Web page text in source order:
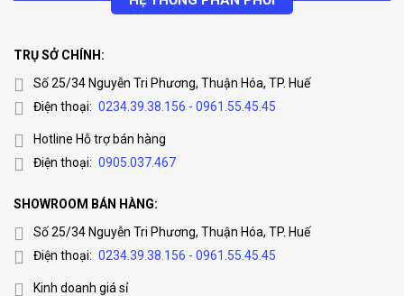
TRỤ SỞ CHÍNH:
Số 25/34 Nguyễn Tri Phương, Thuận Hóa, TP. Huế
Điện thoại: 0234.39.38.156 - 0961.55.45.45
Hotline Hỗ trợ bán hàng
Điện thoại: 0905.037.467
SHOWROOM BÁN HÀNG:
Số 25/34 Nguyễn Tri Phương, Thuận Hóa, TP. Huế
Điện thoại: 0234.39.38.156 - 0961.55.45.45
Kinh doanh giá sỉ